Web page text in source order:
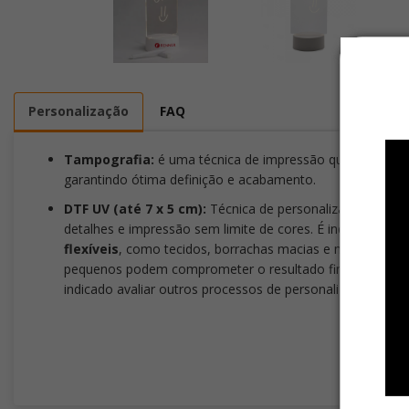
Personalização FAQ
Tampografia: é uma técnica de impressão que
garantindo ótima definição e acabamento.
DTF UV (até 7 x 5 cm): Técnica de personalização que
detalhes e impressão sem limite de cores. É indicada
flexíveis, como tecidos, borrachas macias e materiais
pequenos podem comprometer o resultado final. Para
indicado avaliar outros processos de personalização,